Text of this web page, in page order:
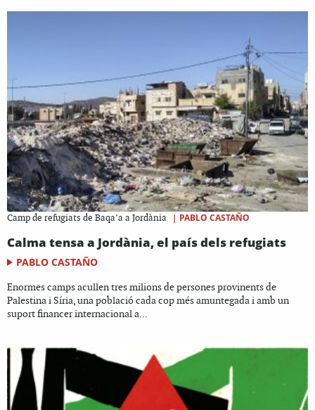
Camp de refugiats de Baqa’a a Jordània | PABLO CASTAÑO
Calma tensa a Jordània, el país dels refugiats
PABLO CASTAÑO
Enormes camps acullen tres milions de persones provinents de
Palestina i Síria, una població cada cop més amuntegada i amb un
suport financer internacional a...